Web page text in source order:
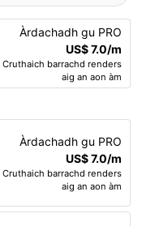
Àrdachadh gu PRO
US$ 7.0/m
Cruthaich barrachd renders
aig an aon àm
Àrdachadh gu PRO
US$ 7.0/m
Cruthaich barrachd renders
aig an aon àm